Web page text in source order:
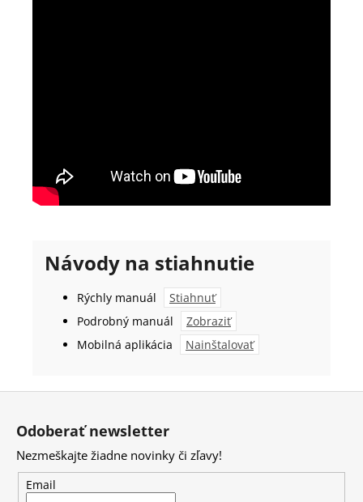
Návody na stiahnutie
Rýchly manuál
Stiahnuť
Podrobný manuál
Zobraziť
Mobilná aplikácia
Nainštalovať
Odoberať newsletter
Nezmeškajte žiadne novinky či zľavy!
Email